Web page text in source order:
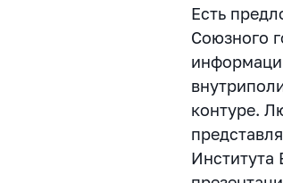
Есть
Союзного
контуре.